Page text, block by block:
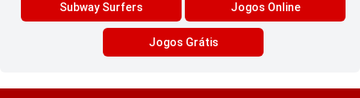
Subway Surfers Jogos Online
Jogos Grátis